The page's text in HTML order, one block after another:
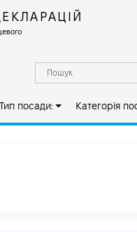
Тип посади: Категорія